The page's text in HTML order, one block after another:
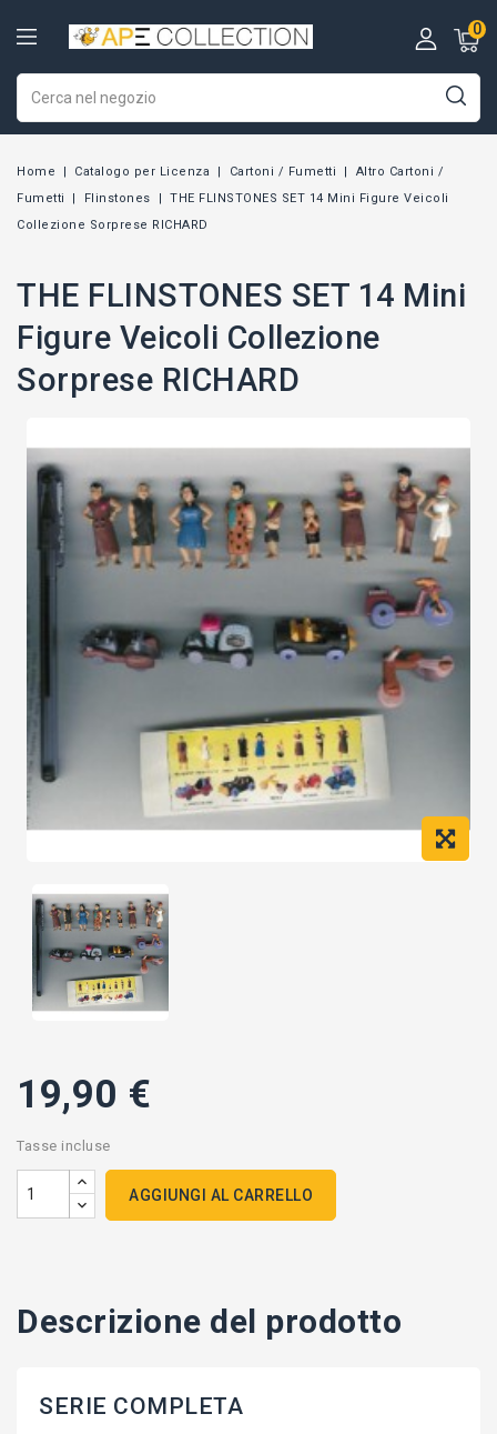
0
Home Catalogo per Licenza Cartoni / Fumetti
Altro Cartoni /
Fumetti
Flinstones
THE FLINSTONES SET 14 Mini Figure Veicoli
Collezione Sorprese RICHARD
THE FLINSTONES SET 14 Mini
Figure Veicoli Collezione
Sorprese RICHARD
19,90 €
Tasse incluse
AGGIUNGI AL CARRELLO
Descrizione del prodotto
SERIE COMPLETA